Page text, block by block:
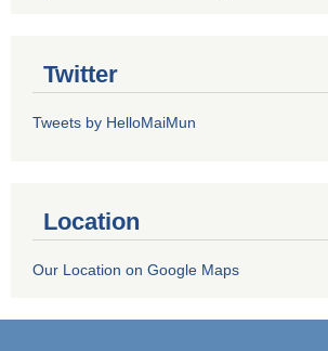
Twitter
Tweets by HelloMaiMun
Location
Our Location on Google Maps